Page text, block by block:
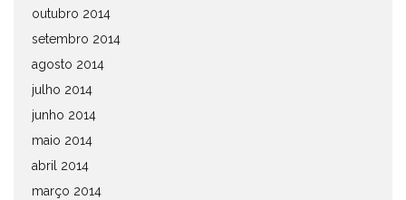
outubro 2014
setembro 2014
agosto 2014
julho 2014
junho 2014
maio 2014
abril 2014
março 2014